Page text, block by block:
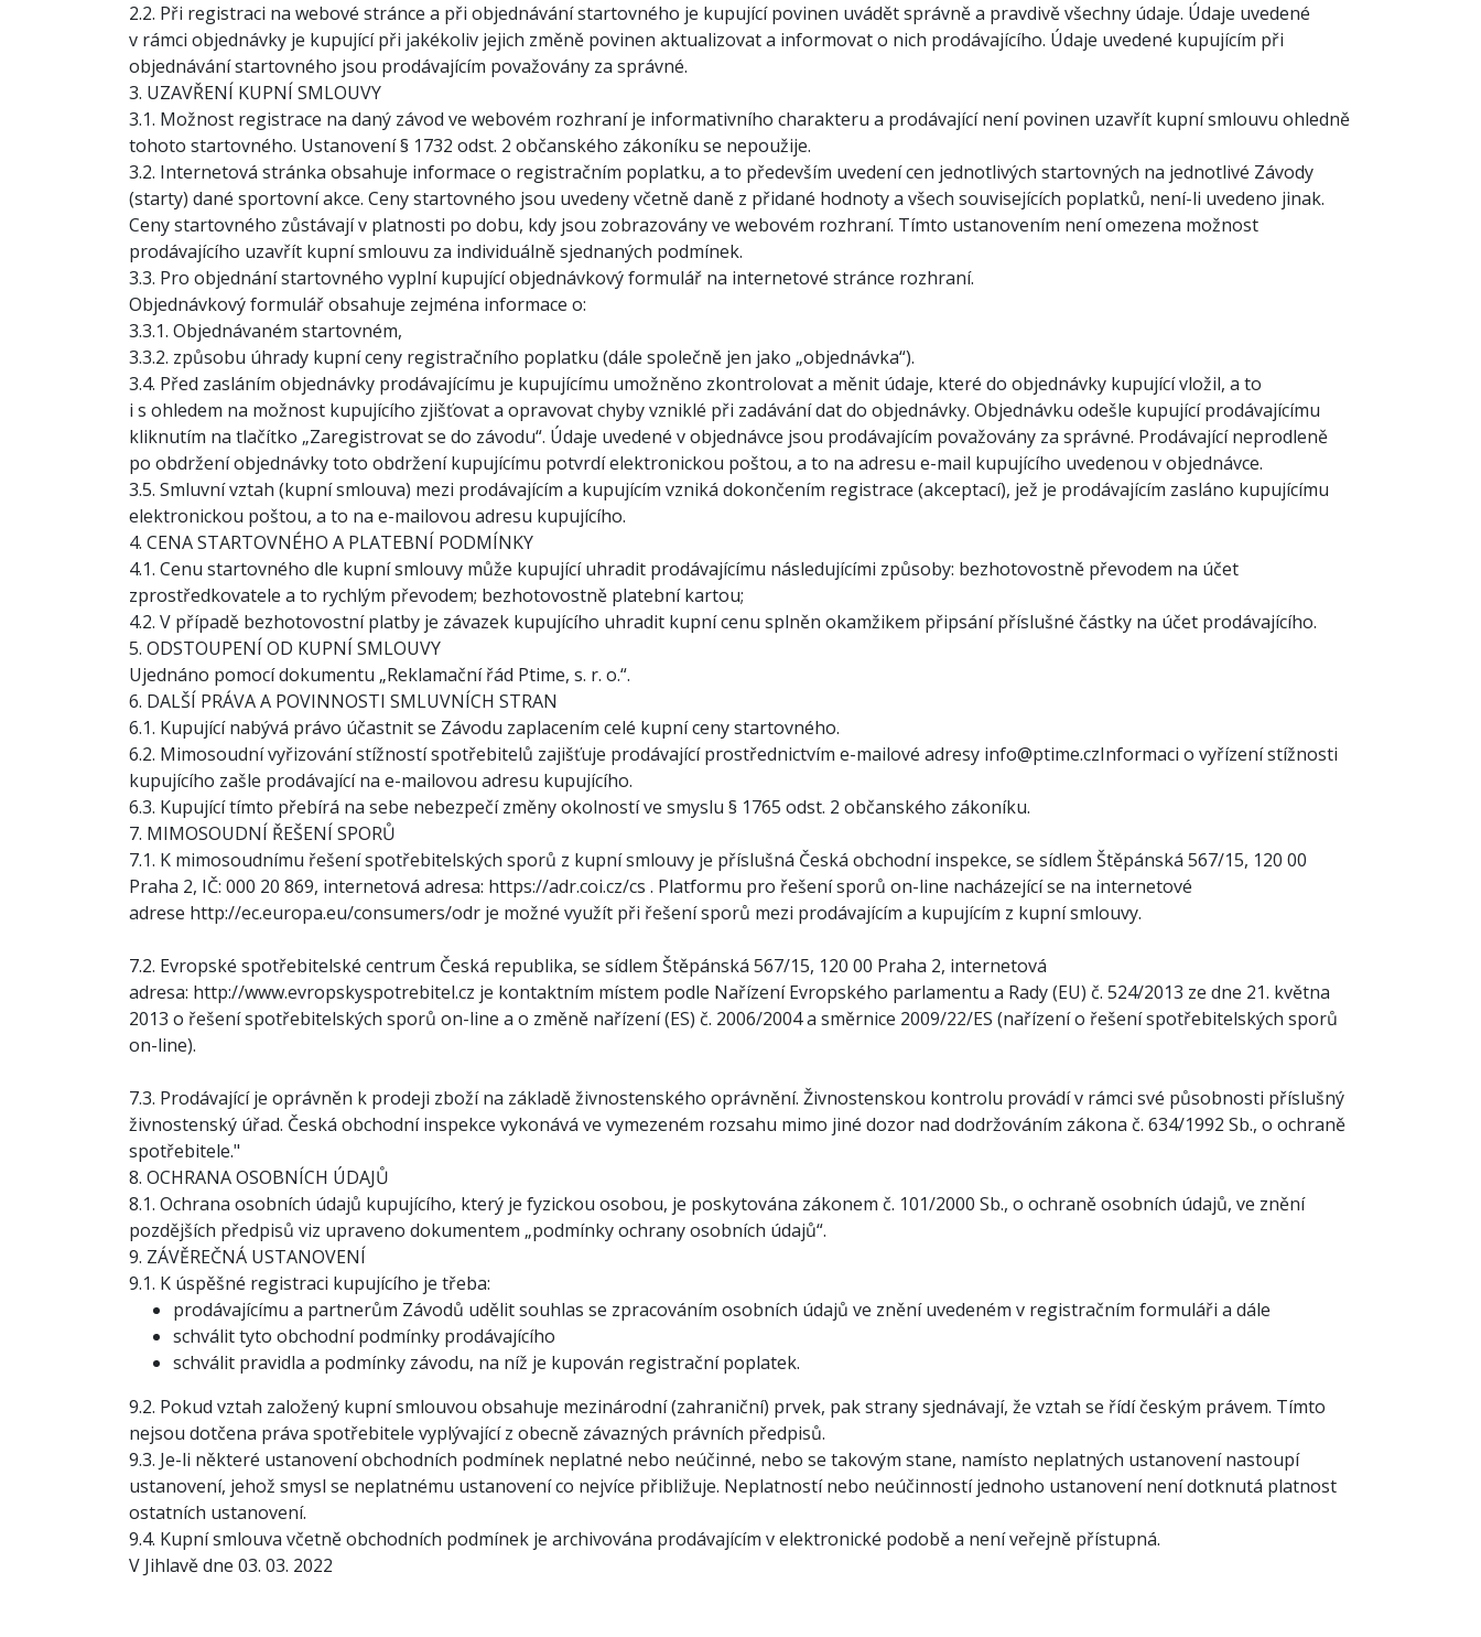
2.2. Při registraci na webové stránce a při objednávání startovného je kupující povinen uvádět správně a pravdivě všechny údaje. Údaje uvedené
v rámci objednávky je kupující při jakékoliv jejich změně povinen aktualizovat a informovat o nich prodávajícího. Údaje uvedené kupujícím při
objednávání startovného jsou prodávajícím považovány za správné.
3. UZAVŘENÍ KUPNÍ SMLOUVY
3.1. Možnost registrace na daný závod ve webovém rozhraní je informativního charakteru a prodávající není povinen uzavřít kupní smlouvu ohledně
tohoto startovného. Ustanovení § 1732 odst. 2 občanského zákoníku se nepoužije.
3.2. Internetová stránka obsahuje informace o registračním poplatku, a to především uvedení cen jednotlivých startovných na jednotlivé Závody
(starty) dané sportovní akce. Ceny startovného jsou uvedeny včetně daně z přidané hodnoty a všech souvisejících poplatků, není-li uvedeno jinak.
Ceny startovného zůstávají v platnosti po dobu, kdy jsou zobrazovány ve webovém rozhraní. Tímto ustanovením není omezena možnost
prodávajícího uzavřít kupní smlouvu za individuálně sjednaných podmínek.
3.3. Pro objednání startovného vyplní kupující objednávkový formulář na internetové stránce rozhraní.
Objednávkový formulář obsahuje zejména informace o:
3.3.1. Objednávaném startovném,
3.3.2. způsobu úhrady kupní ceny registračního poplatku (dále společně jen jako „objednávka“).
3.4. Před zasláním objednávky prodávajícímu je kupujícímu umožněno zkontrolovat a měnit údaje, které do objednávky kupující vložil, a to
i s ohledem na možnost kupujícího zjišťovat a opravovat chyby vzniklé při zadávání dat do objednávky. Objednávku odešle kupující prodávajícímu
kliknutím na tlačítko „Zaregistrovat se do závodu“. Údaje uvedené v objednávce jsou prodávajícím považovány za správné. Prodávající neprodleně
po obdržení objednávky toto obdržení kupujícímu potvrdí elektronickou poštou, a to na adresu e-mail kupujícího uvedenou v objednávce.
3.5. Smluvní vztah (kupní smlouva) mezi prodávajícím a kupujícím vzniká dokončením registrace (akceptací), jež je prodávajícím zasláno kupujícímu
elektronickou poštou, a to na e-mailovou adresu kupujícího.
4. CENA STARTOVNÉHO A PLATEBNÍ PODMÍNKY
4.1. Cenu startovného dle kupní smlouvy může kupující uhradit prodávajícímu následujícími způsoby: bezhotovostně převodem na účet
zprostředkovatele a to rychlým převodem; bezhotovostně platební kartou;
4.2. V případě bezhotovostní platby je závazek kupujícího uhradit kupní cenu splněn okamžikem připsání příslušné částky na účet prodávajícího.
5. ODSTOUPENÍ OD KUPNÍ SMLOUVY
Ujednáno pomocí dokumentu „Reklamační řád Ptime, s. r. o.“.
6. DALŠÍ PRÁVA A POVINNOSTI SMLUVNÍCH STRAN
6.1. Kupující nabývá právo účastnit se Závodu zaplacením celé kupní ceny startovného.
6.2. Mimosoudní vyřizování stížností spotřebitelů zajišťuje prodávající prostřednictvím e-mailové adresy info@ptime.czInformaci o vyřízení stížnosti
kupujícího zašle prodávající na e-mailovou adresu kupujícího.
6.3. Kupující tímto přebírá na sebe nebezpečí změny okolností ve smyslu § 1765 odst. 2 občanského zákoníku.
7. MIMOSOUDNÍ ŘEŠENÍ SPORŮ
7.1. K mimosoudnímu řešení spotřebitelských sporů z kupní smlouvy je příslušná Česká obchodní inspekce, se sídlem Štěpánská 567/15, 120 00
Praha 2, IČ: 000 20 869, internetová adresa: https://adr.coi.cz/cs . Platformu pro řešení sporů on-line nacházející se na internetové
adrese http://ec.europa.eu/consumers/odr je možné využít při řešení sporů mezi prodávajícím a kupujícím z kupní smlouvy.
7.2. Evropské spotřebitelské centrum Česká republika, se sídlem Štěpánská 567/15, 120 00 Praha 2, internetová
adresa: http://www.evropskyspotrebitel.cz je kontaktním místem podle Nařízení Evropského parlamentu a Rady (EU) č. 524/2013 ze dne 21. května
2013 o řešení spotřebitelských sporů on-line a o změně nařízení (ES) č. 2006/2004 a směrnice 2009/22/ES (nařízení o řešení spotřebitelských sporů
on-line).
7.3. Prodávající je oprávněn k prodeji zboží na základě živnostenského oprávnění. Živnostenskou kontrolu provádí v rámci své působnosti příslušný
živnostenský úřad. Česká obchodní inspekce vykonává ve vymezeném rozsahu mimo jiné dozor nad dodržováním zákona č. 634/1992 Sb., o ochraně
spotřebitele."
8. OCHRANA OSOBNÍCH ÚDAJŮ
8.1. Ochrana osobních údajů kupujícího, který je fyzickou osobou, je poskytována zákonem č. 101/2000 Sb., o ochraně osobních údajů, ve znění
pozdějších předpisů viz upraveno dokumentem „podmínky ochrany osobních údajů“.
9. ZÁVĚREČNÁ USTANOVENÍ
9.1. K úspěšné registraci kupujícího je třeba:
prodávajícímu a partnerům Závodů udělit souhlas se zpracováním osobních údajů ve znění uvedeném v registračním formuláři a dále
schválit tyto obchodní podmínky prodávajícího
schválit pravidla a podmínky závodu, na níž je kupován registrační poplatek.
9.2. Pokud vztah založený kupní smlouvou obsahuje mezinárodní (zahraniční) prvek, pak strany sjednávají, že vztah se řídí českým právem. Tímto
nejsou dotčena práva spotřebitele vyplývající z obecně závazných právních předpisů.
9.3. Je-li některé ustanovení obchodních podmínek neplatné nebo neúčinné, nebo se takovým stane, namísto neplatných ustanovení nastoupí
ustanovení, jehož smysl se neplatnému ustanovení co nejvíce přibližuje. Neplatností nebo neúčinností jednoho ustanovení není dotknutá platnost
ostatních ustanovení.
9.4. Kupní smlouva včetně obchodních podmínek je archivována prodávajícím v elektronické podobě a není veřejně přístupná.
V Jihlavě dne 03. 03. 2022